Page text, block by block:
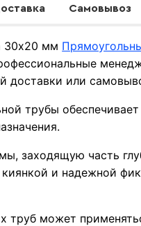
Самовывоз
30х20 мм
доставки или
трубы
заходящую часть
и надежной
труб может